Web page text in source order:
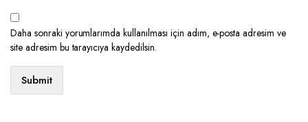
Daha sonraki yorumlarımda kullanılması için adım, e-posta adresim ve
site adresim bu tarayıcıya kaydedilsin.